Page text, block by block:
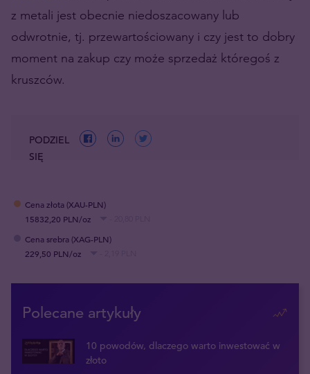
z metali jest obecnie niedoszacowany lub
odwrotnie, tj. przewartościowany i czy jest to dobry
moment na zakup czy może sprzedaż któregoś z
kruszców.
PODZIEL
SIĘ
Cena złota (XAU-PLN)
15832,20 PLN/oz
Cena srebra (XAG-PLN)
229,50 PLN/oz
Polecane artykuły
10 powodów, dlaczego warto inwestować w
złoto